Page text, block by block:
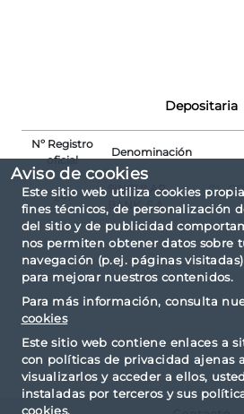
Aviso de cookies
Este sitio web utiliza cookies
fines técnicos, de personalización
del sitio y de publicidad
nos permiten obtener datos sobre
navegación (p.ej. páginas
para mejorar nuestros contenidos.
Para más información, consulta
cookies
Este sitio web contiene enlaces a
con políticas de privacidad ajenas
visualizarlos y acceder a ellos,
instaladas por terceros y sus
cookies.
Depositaria
Nº Registro
oficial
Denominación
241
SINGULAR
BANK, S.A.
CL.